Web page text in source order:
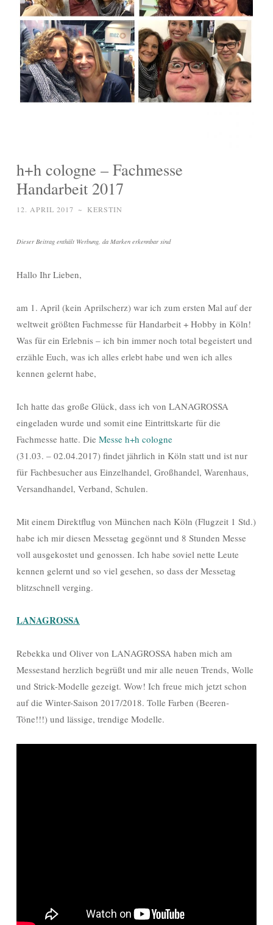
h+h cologne – Fachmesse
Handarbeit 2017
12. APRIL 2017 ~ KERSTIN
Dieser Beitrag enthält Werbung, da Marken erkennbar sind
Hallo Ihr Lieben,
am 1. April (kein Aprilscherz) war ich zum ersten Mal auf der
weltweit größten Fachmesse für Handarbeit + Hobby in Köln!
Was für ein Erlebnis – ich bin immer noch total begeistert und
erzähle Euch, was ich alles erlebt habe und wen ich alles
kennen gelernt habe,
Ich hatte das große Glück, dass ich von LANAGROSSA
eingeladen wurde und somit eine Eintrittskarte für die
Fachmesse hatte. Die Messe h+h cologne
(31.03. – 02.04.2017) findet jährlich in Köln statt und ist nur
für Fachbesucher aus Einzelhandel, Großhandel, Warenhaus,
Versandhandel, Verband, Schulen.
Mit einem Direktflug von München nach Köln (Flugzeit 1 Std.)
habe ich mir diesen Messetag gegönnt und 8 Stunden Messe
voll ausgekostet und genossen. Ich habe soviel nette Leute
kennen gelernt und so viel gesehen, so dass der Messetag
blitzschnell verging.
LANAGROSSA
Rebekka und Oliver von LANAGROSSA haben mich am
Messestand herzlich begrüßt und mir alle neuen Trends, Wolle
und Strick-Modelle gezeigt. Wow! Ich freue mich jetzt schon
auf die Winter-Saison 2017/2018. Tolle Farben (Beeren-
Töne!!!) und lässige, trendige Modelle.